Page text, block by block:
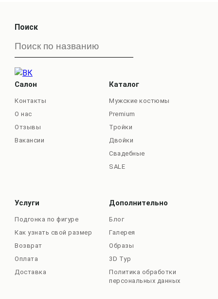
Поиск
Салон
Контакты
О нас
Отзывы
Вакансии
Каталог
Мужские костюмы
Premium
Тройки
Двойки
Свадебные
SALE
Услуги
Подгонка по фигуре
Как узнать свой размер
Возврат
Оплата
Доставка
Дополнительно
Блог
Галерея
Образы
3D Тур
Политика обработки
персональных данных